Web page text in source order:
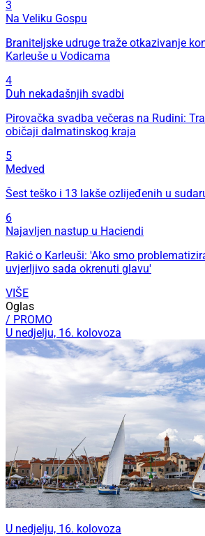
3
Na Veliku Gospu
Braniteljske udruge traže otkazivanje
Karleuše u Vodicama
4
Duh nekadašnjih svadbi
Pirovačka svadba večeras na Rudini:
običaji dalmatinskog kraja
5
Medved
Šest teško i 13 lakše ozlijeđenih u
6
Najavljen nastup u Haciendi
Rakić o Karleuši: 'Ako smo
uvjerljivo sada okrenuti glavu'
VIŠE
Oglas
/ PROMO
U nedjelju, 16. kolovoza
U nedjelju, 16. kolovoza